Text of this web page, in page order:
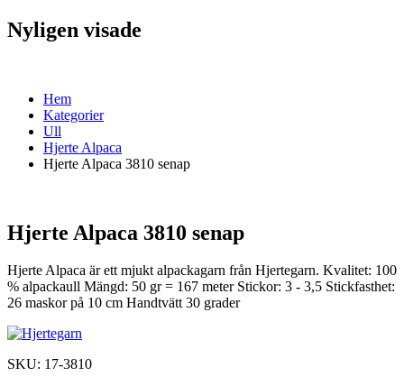
Nyligen visade
Hem
Kategorier
Ull
Hjerte Alpaca
Hjerte Alpaca 3810 senap
Hjerte Alpaca 3810 senap
Hjerte Alpaca är ett mjukt alpackagarn från Hjertegarn. Kvalitet: 100
% alpackaull Mängd: 50 gr = 167 meter Stickor: 3 - 3,5 Stickfasthet:
26 maskor på 10 cm Handtvätt 30 grader
SKU: 17-3810